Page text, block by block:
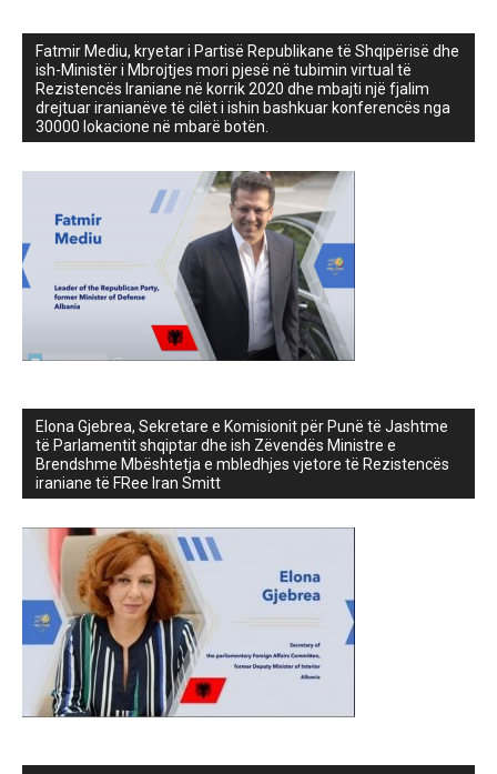
Fatmir Mediu, kryetar i Partisë Republikane të Shqipërisë dhe
ish-Ministër i Mbrojtjes mori pjesë në tubimin virtual të
Rezistencës Iraniane në korrik 2020 dhe mbajti një fjalim
drejtuar iranianëve të cilët i ishin bashkuar konferencës nga
30000 lokacione në mbarë botën.
Elona Gjebrea, Sekretare e Komisionit për Punë të Jashtme
të Parlamentit shqiptar dhe ish Zëvendës Ministre e
Brendshme Mbështetja e mbledhjes vjetore të Rezistencës
iraniane të FRee Iran Smitt